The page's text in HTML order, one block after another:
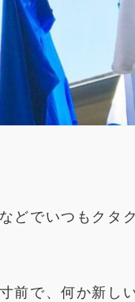
どでいつもクタ
前で、何か新し